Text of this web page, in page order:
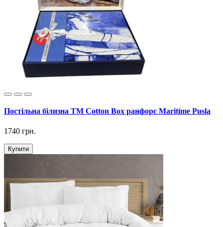
Постільна білизна ТМ Cotton Box ранфорс Maritime Pusla
1740 грн.
Купити